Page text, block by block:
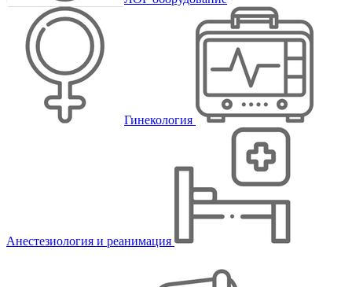
Гинекология
Анестезиология и реанимация